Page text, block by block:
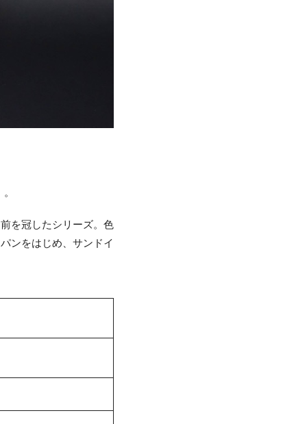
を冠したシリーズ。色
ンをはじめ、サンドイ